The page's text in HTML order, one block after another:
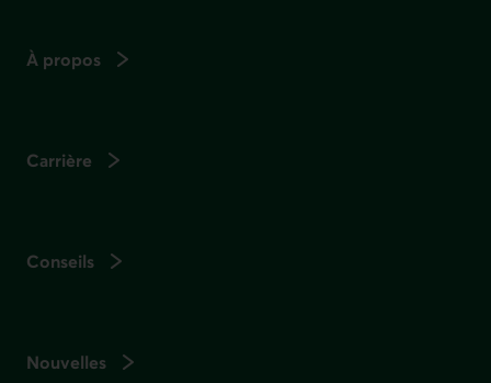
À propos
Carrière
Conseils
Nouvelles